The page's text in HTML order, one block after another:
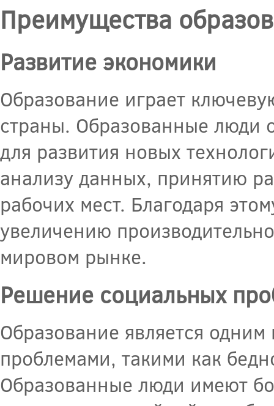
Преимущества
Развитие экономики
Образование играет
страны. Образованные люди
для развития новых
анализу данных, принятию
рабочих мест. Благодаря
увеличению
мировом рынке.
Решение социальных
Образование является
проблемами, такими как
Образованные люди имеют